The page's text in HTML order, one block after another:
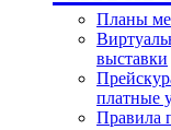
Планы
выставки
платные
Правила